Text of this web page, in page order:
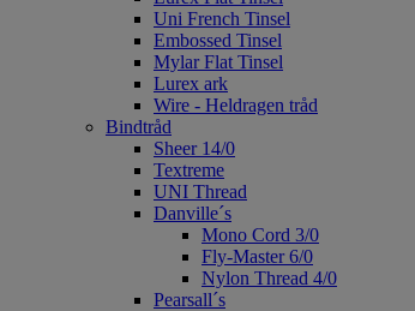
Uni French Tinsel
Embossed Tinsel
Mylar Flat Tinsel
Lurex ark
Wire - Heldragen tråd
Bindtråd
Sheer 14/0
Textreme
UNI Thread
Danville´s
Mono Cord 3/0
Fly-Master 6/0
Nylon Thread 4/0
Pearsall´s